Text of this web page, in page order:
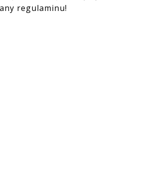
regulaminu!